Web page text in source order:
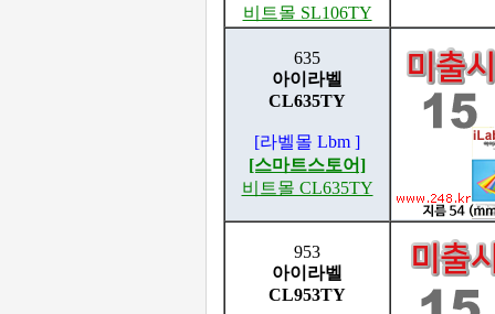
비트몰 SL106TY
635
아이라벨
CL635TY
[라벨몰 Lbm ]
[스마트스토어]
비트몰 CL635TY
953
아이라벨
CL953TY